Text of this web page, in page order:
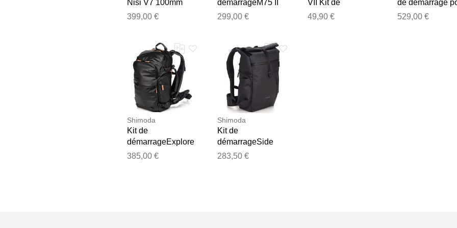
Nisi V7 100mm
399,00 €
démarrageM75 II
299,00 €
VII Kit de
démarrage
49,90 €
de démarrage
la numérisation
529,00 €
Shimoda
Kit de
démarrageExplore
v2 25 noir
385,00 €
Shimoda
Kit de
démarrageSide
Street 22
283,50 €